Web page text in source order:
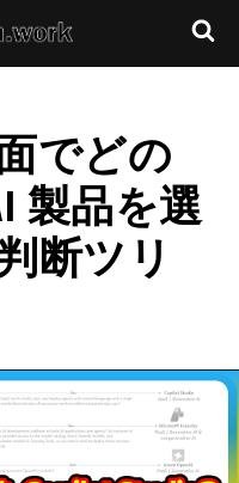
でどの
製品を選
断ツリ